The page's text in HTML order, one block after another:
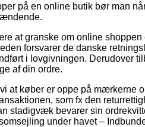
på en online butik bør man
at granske om online
forsvarer de danske
i lovgivningen. Derudover
af din ordre.
at køber er oppe på mærkerne
som fx den
stadigvæk bevarer sin
under havet –